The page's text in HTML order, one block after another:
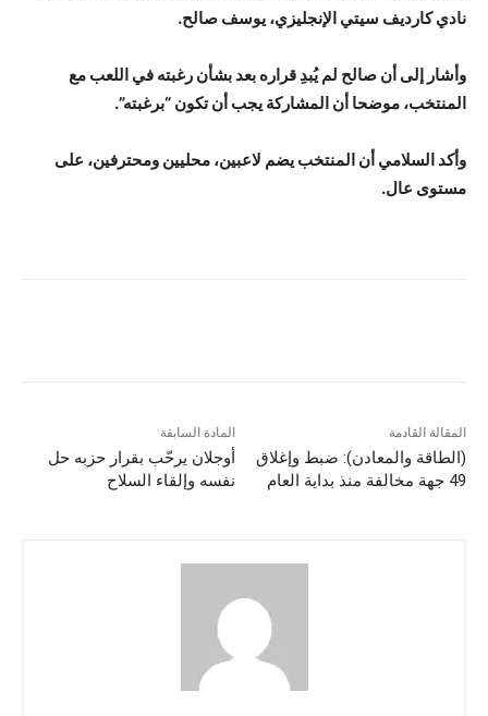
نادي كارديف سيتي الإنجليزي، يوسف صالح.
وأشار إلى أن صالح لم يُبدِ قراره بعد بشأن رغبته في اللعب مع
المنتخب، موضحا أن المشاركة يجب أن تكون “برغبته”.
وأكد السلامي أن المنتخب يضم لاعبين، محليين ومحترفين، على
مستوى عال.
المادة السابقة
أوجلان يرحّب بقرار حزبه حل
نفسه وإلقاء السلاح
المقالة القادمة
(الطاقة والمعادن): ضبط وإغلاق
49 جهة مخالفة منذ بداية العام